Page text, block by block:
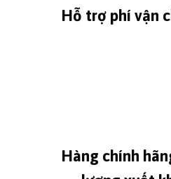
Hỗ trợ phí vận
Hàng chính